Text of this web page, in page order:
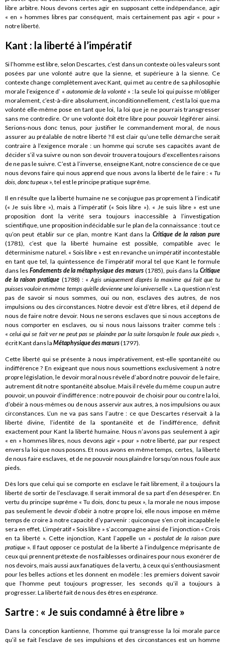
libre arbitre. Nous devons certes agir en supposant cette indépendance, agir
« en » hommes libres par conséquent, mais certainement pas agir « pour »
notre liberté.
Kant : la liberté à l’impératif
Si l’homme est libre, selon Descartes, c’est dans un contexte où les valeurs sont
posées par une volonté autre que la sienne, et supérieure à la sienne. Ce
contexte change complètement avec Kant, qui met au centre de sa philosophie
morale l’exigence d’ « autonomie de la volonté » : la seule loi qui puisse m’obliger
moralement, c’est-à-dire absolument, inconditionnellement, c’est la loi que ma
volonté elle-même pose en tant que loi, la loi que je ne pourrais transgresser
sans me contredire. Or une volonté doit être libre pour pouvoir légiférer ainsi.
Serions-nous donc tenus, pour justifier le commandement moral, de nous
assurer au préalable de notre liberté ? Il est clair qu’une telle démarche serait
contraire à l’exigence morale : un homme qui scrute ses capacités avant de
décider s’il va suivre ou non son devoir trouvera toujours d’excellentes raisons
de ne pas le suivre. C’est à l’inverse, enseigne Kant, notre conscience de ce que
nous devons faire qui nous apprend que nous avons la liberté de le faire : « Tu
dois, donc tu peux », tel est le principe pratique suprême.
Il en résulte que la liberté humaine ne se conjugue pas proprement à l’indicatif
(« Je suis libre »), mais à l’impératif (« Sois libre »). « Je suis libre » est une
proposition dont la vérité sera toujours inaccessible à l’investigation
scientifique, une proposition indécidable sur le plan de la connaissance : tout ce
qu’on peut établir sur ce plan, montre Kant dans la Critique de la raison pure
(1781), c’est que la liberté humaine est possible, compatible avec le
déterminisme naturel. « Sois libre » est en revanche un impératif incontestable
en tant que tel, la quintessence de l’impératif moral tel que Kant le formule
dans les Fondements de la métaphysique des mœurs(1785), puis dans laCritique
de la raison pratique (1788) : «Agis uniquement d’après la maxime qui fait que tu
puisses vouloir en même temps qu’elle devienne une loi universelle ». La question n’est
pas de savoir si nous sommes, oui ou non, esclaves des autres, de nos
impulsions ou des circonstances. Notre devoir est d’être libres, et il dépend de
nous de faire notre devoir. Nous ne serons esclaves que si nous acceptons de
nous comporter en esclaves, ou si nous nous laissons traiter comme tels :
«celui qui se fait ver ne peut pas se plaindre par la suite lorsqu’on le foule aux pieds»,
écrit Kant dans la Métaphysique des mœurs(1797).
Cette liberté qui se présente à nous impérativement, est-elle spontanéité ou
indifférence ? En exigeant que nous nous soumettions exclusivement à notre
propre législation, le devoir moral nous révèle d’abord notre pouvoir de le faire,
autrement dit notre spontanéité absolue. Mais il révèle du même coup un autre
pouvoir, un pouvoir d’indifférence : notre pouvoir de choisir pour ou contre la loi,
d’obéir à nous-mêmes ou de nous asservir aux autres, à nos impulsions ou aux
circonstances. L’un ne va pas sans l’autre : ce que Descartes réservait à la
liberté divine, l’identité de la spontanéité et de l’indifférence, définit
exactement pour Kant la liberté humaine. Nous n’avons pas seulement à agir
« en » hommes libres, nous devons agir « pour » notre liberté, par pur respect
envers la loi que nous posons. Et nous avons en même temps, certes, la liberté
de nous faire esclaves, et de ne pouvoir nous plaindre lorsqu’on nous foule aux
pieds.
Dès lors que celui qui se comporte en esclave le fait librement, il a toujours la
liberté de sortir de l’esclavage. Il serait immoral de sa part d’en désespérer. En
vertu du principe suprême « Tu dois, donc tu peux », la morale ne nous impose
pas seulement le devoir d’obéir à notre propre loi, elle nous impose en même
temps de croire à notre capacité d’y parvenir : quiconque s’en croit incapable le
sera en effet. L’impératif « Sois libre » s’accompagne ainsi de l’injonction « Crois
en ta liberté ». Cette injonction, Kant l’appelle un « postulat de la raison pure
pratique ». Il faut opposer ce postulat de la liberté à l’indulgence méprisante de
ceux qui prennent prétexte de nos faiblesses ordinaires pour nous exonérer de
nos devoirs, mais aussi aux fanatiques de la vertu, à ceux qui s’enthousiasment
pour les belles actions et les donnent en modèle : les premiers doivent savoir
que l’homme peut toujours progresser, les seconds qu’il a toujours à
progresser. La liberté fait de nous des êtres en espérance.
Sartre : « Je suis condamné à être libre »
Dans la conception kantienne, l’homme qui transgresse la loi morale parce
qu’il se fait l’esclave de ses impulsions et des circonstances est un homme